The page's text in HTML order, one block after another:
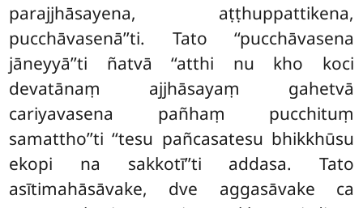
parajjhāsayena, aṭṭhuppattikena,
pucchāvasenā’’ti. Tato ‘‘pucchāvasena
jāneyyā’’ti ñatvā ‘‘atthi nu kho koci
devatānaṃ ajjhāsayaṃ gahetvā
cariyavasena pañhaṃ pucchituṃ
samattho’’ti ‘‘tesu pañcasatesu bhikkhūsu
ekopi na sakkotī’’ti addasa. Tato
asītimahāsāvake, dve aggasāvake ca